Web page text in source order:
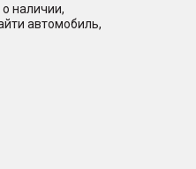
наличии,
автомобиль,